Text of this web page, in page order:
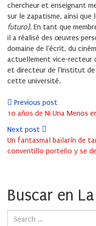
chercheur et enseignant
sur le zapatisme, ainsi que
futuro). En tant que
il a réalisé des œuvres
domaine de l'écrit, du
actuellement vice-recteur
et directeur de l'Institut
cette université.
Previous post
10 años de Ni Una Menos
Next post
Un fantasmal bailarín de
conventillo porteño y se
Buscar en